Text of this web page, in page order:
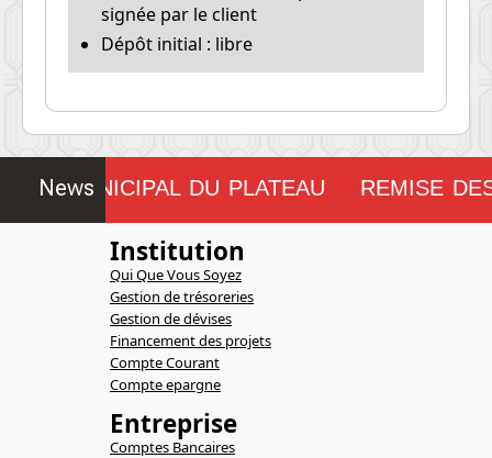
signée par le client
Dépôt initial : libre
News
MUNICIPAL DU PLATEAU!!!!!!!! REMISE
Institution
Qui Que Vous Soyez
Gestion de trésoreries
Gestion de dévises
Financement des projets
Compte Courant
Compte epargne
Entreprise
Comptes Bancaires